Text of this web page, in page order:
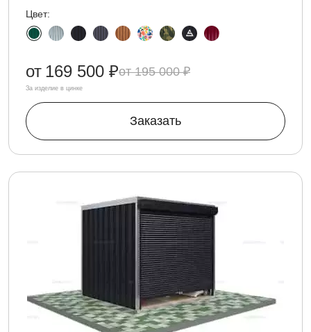
Цвет:
195 000 ₽
от 169 500 ₽
За изделие в цинке
Заказать